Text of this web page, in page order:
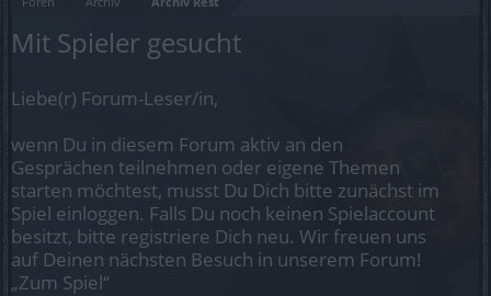
Mit Spieler gesucht
Liebe(r) Forum-Leser/in,
wenn Du in diesem Forum aktiv an den
Gesprächen teilnehmen oder eigene Themen
starten möchtest, musst Du Dich bitte zunächst im
Spiel einloggen. Falls Du noch keinen Spielaccount
besitzt, bitte registriere Dich neu. Wir freuen uns
auf Deinen nächsten Besuch in unserem Forum!
„Zum Spiel“